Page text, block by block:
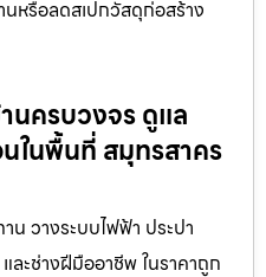
นหรือลดสเปกวัสดุก่อสร้าง
นครบวงจร ดูแล
ในพื้นที่ สมุทรสาคร
วางระบบไฟฟ้า ประปา
ะช่างฝีมืออาชีพ ในราคาถูก